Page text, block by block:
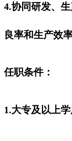
4.协同研发、
良率和生产效率
任职条件：
1.大专及以上学